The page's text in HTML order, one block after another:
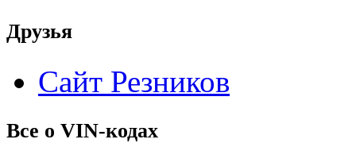
Друзья
Сайт Резников
Все о VIN-кодах